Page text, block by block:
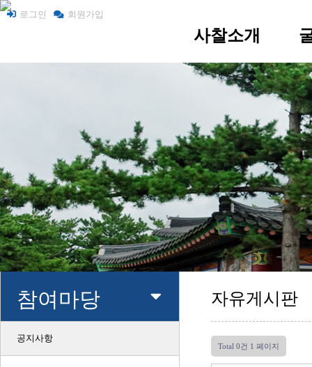
로그인 회원가입
사찰소개
사찰 소개
찾아오시는 길
참여마당
공지사항
자유게시판
Total 0건 1 페이지